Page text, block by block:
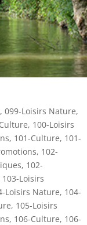
, 099-Loisirs Nature,
, 100-Loisirs
, 101-Culture, 101-
, 102-
, 102-
103-Loisirs
Loisirs Nature, 104-
, 105-Loisirs
, 106-Culture, 106-